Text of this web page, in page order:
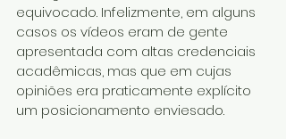
equivocado. Infelizmente, em alguns
casos os vídeos eram de gente
apresentada com altas credenciais
acadêmicas, mas que em cujas
opiniões era praticamente explícito
um posicionamento enviesado.